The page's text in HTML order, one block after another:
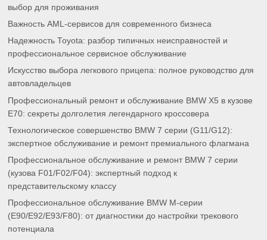
выбор для проживания
Важность AML-сервисов для современного бизнеса
Надежность Toyota: разбор типичных неисправностей и
профессиональное сервисное обслуживание
Искусство выбора легкового прицепа: полное руководство для
автовладельцев
Профессиональный ремонт и обслуживание BMW X5 в кузове
E70: секреты долголетия легендарного кроссовера
Технологическое совершенство BMW 7 серии (G11/G12):
экспертное обслуживание и ремонт премиального флагмана
Профессиональное обслуживание и ремонт BMW 7 серии
(кузова F01/F02/F04): экспертный подход к
представительскому классу
Профессиональное обслуживание BMW M-серии
(E90/E92/E93/F80): от диагностики до настройки трекового
потенциала